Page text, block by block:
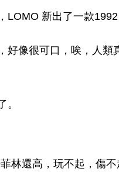
LOMO 新出了一款
好像很可口，唉，人
。
林還高，玩不起，傷不